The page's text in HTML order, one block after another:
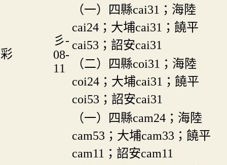
彩
彡-
08-
11
（一）四縣cai31；海陸
cai24；大埔cai31；饒平
cai53；詔安cai31
（二）四縣coi31；海陸
coi24；大埔cai31；饒平
coi53；詔安cai31
（一）四縣cam24；海陸
cam53；大埔cam33；饒平
cam11；詔安cam11